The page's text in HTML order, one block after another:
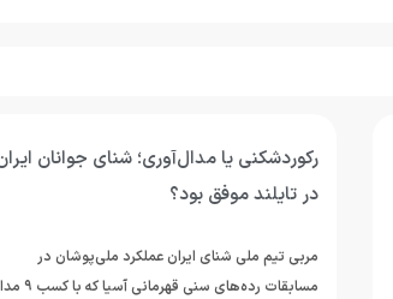
اربعین؛ تجلی ماندگاری راه حق و آزادگی
الحسین(ع) و یاران وفادارش در مسیر دفاع از حقیقت،
عزت و ارزش‌های انسانی…